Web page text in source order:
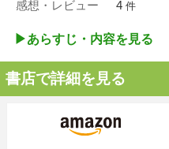
感想・レビュー 4 件
▶︎あらすじ・内容を見る
書店で詳細を見る